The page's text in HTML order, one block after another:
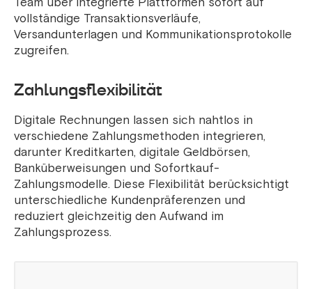
vollständige Transaktionsverläufe,
Versandunterlagen und Kommunikationsprotokolle
zugreifen.
Zahlungsflexibilität
Digitale Rechnungen lassen sich nahtlos in
verschiedene Zahlungsmethoden integrieren,
darunter Kreditkarten, digitale Geldbörsen,
Banküberweisungen und Sofortkauf-
Zahlungsmodelle. Diese Flexibilität berücksichtigt
unterschiedliche Kundenpräferenzen und
reduziert gleichzeitig den Aufwand im
Zahlungsprozess.